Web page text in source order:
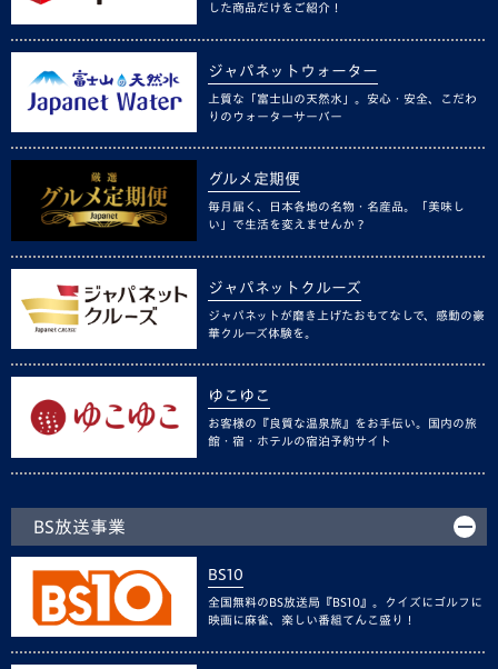
した商品だけをご紹介！
ジャパネットウォーター
上質な「富士山の天然水」。安心・安全、こだわ
りのウォーターサーバー
グルメ定期便
毎月届く、日本各地の名物・名産品。「美味し
い」で生活を変えませんか？
ジャパネットクルーズ
ジャパネットが磨き上げたおもてなしで、感動の豪
華クルーズ体験を。
ゆこゆこ
お客様の『良質な温泉旅』をお手伝い。国内の旅
館・宿・ホテルの宿泊予約サイト
BS放送事業
BS10
全国無料のBS放送局『BS10』。クイズにゴルフに
映画に麻雀、楽しい番組てんこ盛り！